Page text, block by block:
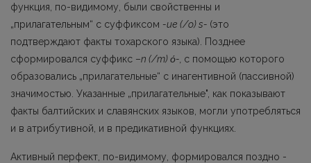
функция, по-видимому, были свойственны и
„прилагательным“ с суффиксом -ие (/o) s- (это
подтверждают факты тохарского языка). Позднее
сформировал­ся суффикс –n (/m)ό-, с помощью которого
образовались „прилагательные“ с инагентивной (пассивной)
значимостью. Указанные „прилагательные", как показывают
факты балтийских и славянских языков, могли употребляться
и в атрибутивной, и в предикативной функциях.
Активный перфект, по-видимому, формировался поздно -